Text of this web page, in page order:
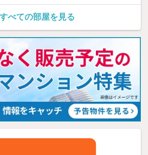
べての部屋を見る